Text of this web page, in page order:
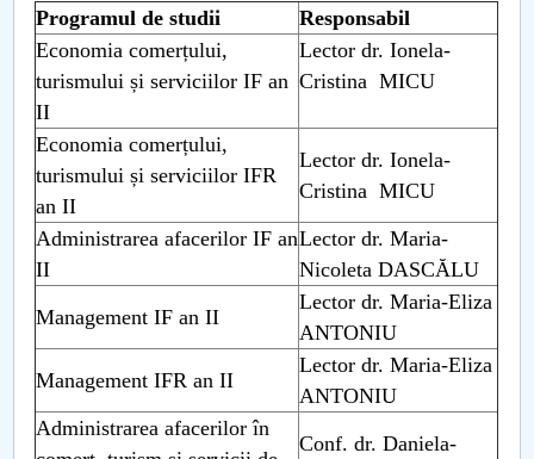
Ghiduri pentru STUDENȚI
Relații Publice
Relații Internaționale
PNRR
Proiect PRIM STUD
Proiect SU-ETIC
Protecția datelor personale
UNIVERSITATE pentru comunitate
Programul de studii
Responsabil
Economia comerțului,
turismului și serviciilor IF an
II
Lector dr. Ionela-
Cristina MICU
Economia comerțului,
turismului și serviciilor IFR
an II
Lector dr. Ionela-
Cristina MICU
Administrarea afacerilor IF an
II
Lector dr. Maria-
Nicoleta DASCĂLU
Management IF an II
Lector dr. Maria-Eliza
ANTONIU
Management IFR an II
Lector dr. Maria-Eliza
ANTONIU
Administrarea afacerilor în
Conf. dr. Daniela-